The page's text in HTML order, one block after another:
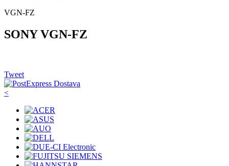
VGN-FZ
SONY VGN-FZ
Tweet
<